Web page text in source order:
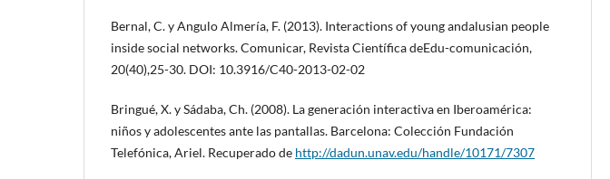
Bernal, C. y Angulo Almería, F. (2013). Interactions of young andalusian people
inside social networks. Comunicar, Revista Científica deEdu-comunicación,
20(40),25-30. DOI: 10.3916/C40-2013-02-02
Bringué, X. y Sádaba, Ch. (2008). La generación interactiva en Iberoamérica:
niños y adolescentes ante las pantallas. Barcelona: Colección Fundación
Telefónica, Ariel. Recuperado de http://dadun.unav.edu/handle/10171/7307